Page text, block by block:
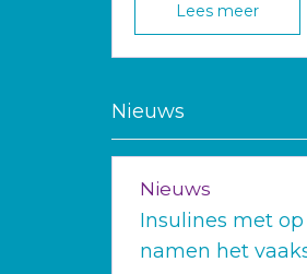
Lees meer
Nieuws
Nieuws
Insulines met
namen het